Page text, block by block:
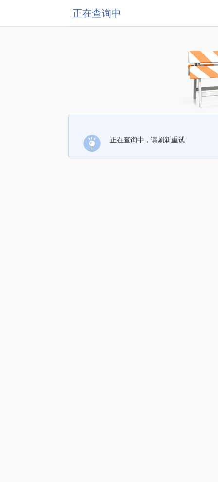
正在查询中
正在查询中，请刷新重试